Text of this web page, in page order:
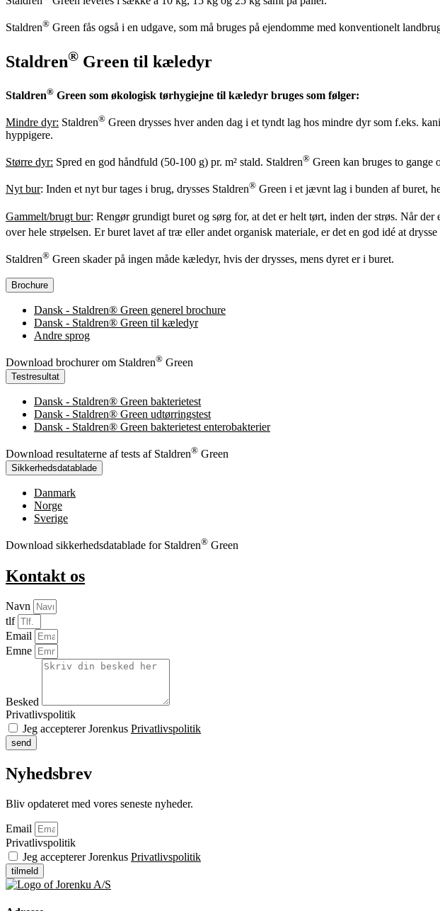
Staldren® Green fås også i en udgave, som må bruges på ejendomme med konventionelt
Staldren® Green til kæledyr
Staldren® Green som økologisk tørhygiejne til kæledyr bruges som følger:
Mindre dyr: Staldren® Green drysses hver anden dag i et tyndt lag hos mindre dyr som f.eks.
hyppigere.
Større dyr: Spred en god håndfuld (50-100 g) pr. m² stald. Staldren® Green kan bruges to gange
Nyt bur: Inden et nyt bur tages i brug, drysses Staldren® Green i et jævnt lag i bunden af buret,
Gammelt/brugt bur: Rengør grundigt buret og sørg for, at det er helt tørt, inden der strøs. Når der
over hele strøelsen. Er buret lavet af træ eller andet organisk materiale, er det en god idé at drysse
Staldren® Green skader på ingen måde kæledyr, hvis der drysses, mens dyret er i buret.
Brochure
Dansk - Staldren® Green generel brochure
Dansk - Staldren® Green til kæledyr
Andre sprog
Download brochurer om Staldren® Green
Testresultat
Dansk - Staldren® Green bakterietest
Dansk - Staldren® Green udtørringstest
Dansk - Staldren® Green bakterietest enterobakterier
Download resultaterne af tests af Staldren® Green
Sikkerhedsdatablade
Danmark
Norge
Sverige
Download sikkerhedsdatablade for Staldren® Green
Kontakt os
Navn
tlf
Email
Emne
Besked
Privatlivspolitik
Jeg accepterer Jorenkus Privatlivspolitik
send
Nyhedsbrev
Bliv opdateret med vores seneste nyheder.
Email
Privatlivspolitik
Jeg accepterer Jorenkus Privatlivspolitik
tilmeld